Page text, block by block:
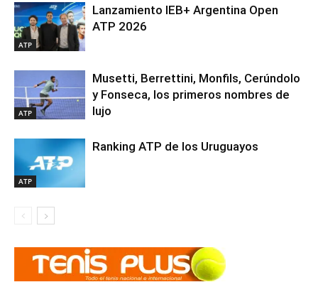
ATP
Lanzamiento IEB+ Argentina Open
ATP 2026
ATP
Musetti, Berrettini, Monfils, Cerúndolo
y Fonseca, los primeros nombres de
lujo
ATP
Ranking ATP de los Uruguayos